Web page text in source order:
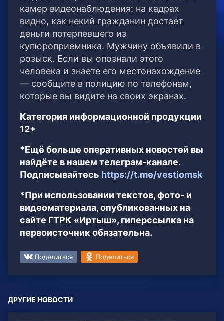
камер видеонаблюдения: на кадрах
видно, как некий гражданин достаёт
деньги потерпевшего из
купюроприемника. Мужчину объявили в
розыск. Если вы опознали этого
человека и знаете его местонахождение
— сообщите в полицию по телефонам,
которые вы видите на своих экранах.
Категория информационной продукции
12+
*Ещё больше оперативных новостей вы
найдёте в нашем телеграм-канале.
Подписывайтесь https://t.me/vestiomsk
*При использовании текстов, фото- и
видеоматериала, опубликованных на
сайте ГТРК «Иртыш», гиперссылка на
первоисточник обязательна.
Поделиться Поделиться
ДРУГИЕ НОВОСТИ